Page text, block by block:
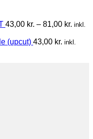
43,00 kr. – 81,00 kr. inkl.
(upcut) 43,00 kr. inkl.